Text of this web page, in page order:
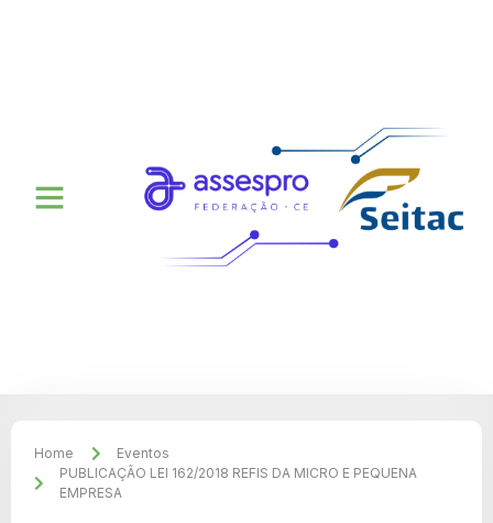
Home
Eventos
PUBLICAÇÃO LEI 162/2018 REFIS DA MICRO E PEQUENA
EMPRESA